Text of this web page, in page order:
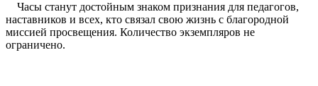
Часы станут достойным знаком признания для педагогов,
наставников и всех, кто связал свою жизнь с благородной
миссией просвещения. Количество экземпляров не
ограничено.